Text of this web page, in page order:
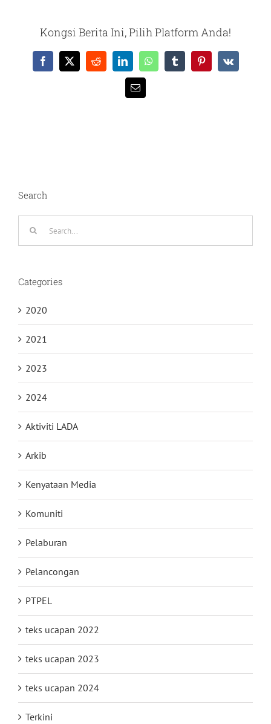
Kongsi Berita Ini, Pilih Platform Anda!
Facebook
X RedditLinkedInWhatsAppTumblrPinterest
Vk
Email
Search
Categories
2020
2021
2023
2024
Aktiviti LADA
Arkib
Kenyataan Media
Komuniti
Pelaburan
Pelancongan
PTPEL
teks ucapan 2022
teks ucapan 2023
teks ucapan 2024
Terkini